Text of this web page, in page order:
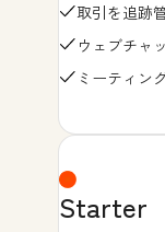
取引を追跡
ウェブチャ
ミーティン
Starter